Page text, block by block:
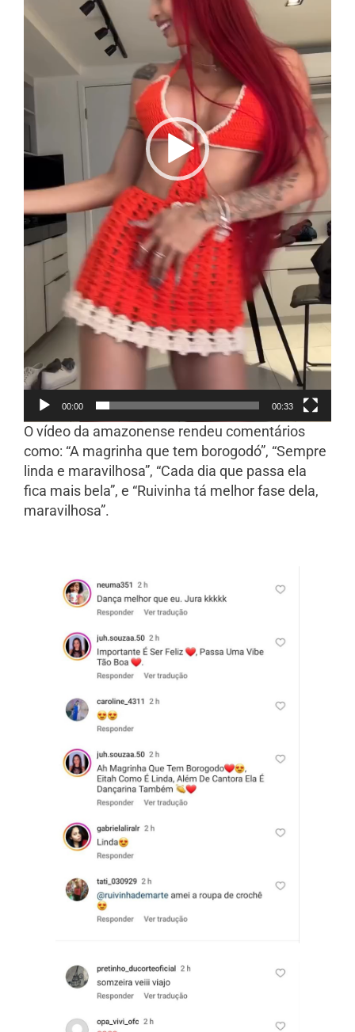
00:00 00:33
O vídeo da amazonense rendeu comentários
como: “A magrinha que tem borogodó”, “Sempre
linda e maravilhosa”, “Cada dia que passa ela
fica mais bela”, e “Ruivinha tá melhor fase dela,
maravilhosa”.